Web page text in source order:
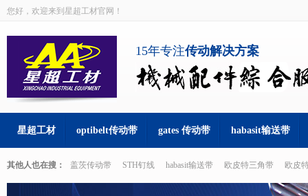
您好，欢迎来到星超工材官网！
15年专注传动解决方案
星超工材 optibelt传动带 gates 传动带 habasit输送带
其他人也在搜： 盖茨传动带 STH钉线 habasit输送带 欧皮特三角带 欧皮